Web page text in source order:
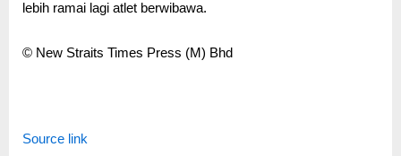
lebih ramai lagi atlet berwibawa.
© New Straits Times Press (M) Bhd
Source link